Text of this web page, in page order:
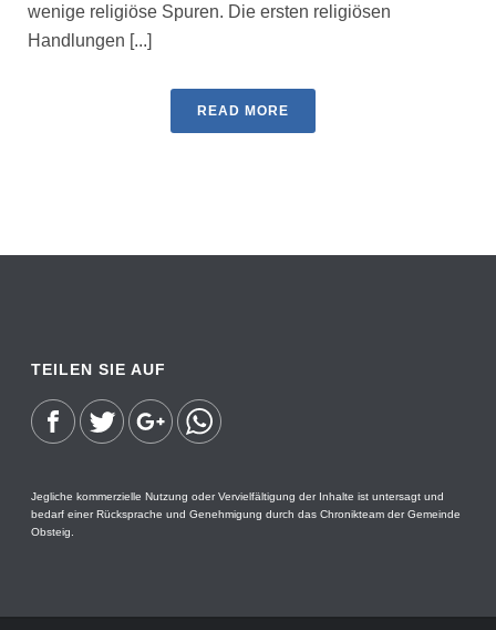
wenige religiöse Spuren. Die ersten religiösen
Handlungen [...]
READ MORE
TEILEN SIE AUF
Jegliche kommerzielle Nutzung oder Vervielfältigung der Inhalte ist untersagt und
bedarf einer Rücksprache und Genehmigung durch das Chronikteam der Gemeinde
Obsteig.